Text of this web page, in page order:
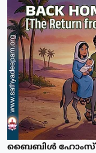
ബൈബിൾ ഹോംസ്